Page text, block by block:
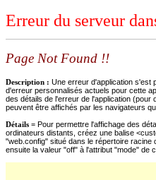
Erreur du serveur
Page Not Found !!
Description : Une erreur d'application s'est
d'erreur personnalisés actuels pour cette
des détails de l'erreur de l'application
peuvent être affichés par les navigateurs
Détails = Pour permettre l'affichage des
ordinateurs distants, créez une balise
"web.config" situé dans le répertoire racine
ensuite la valeur "off" à l'attribut "mode" de